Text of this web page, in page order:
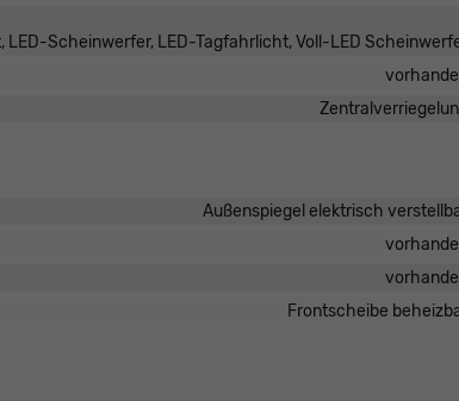
Scheinwerfer, LED-Tagfahrlicht, Voll-LED
Außenspiegel elektrisch
Frontscheibe